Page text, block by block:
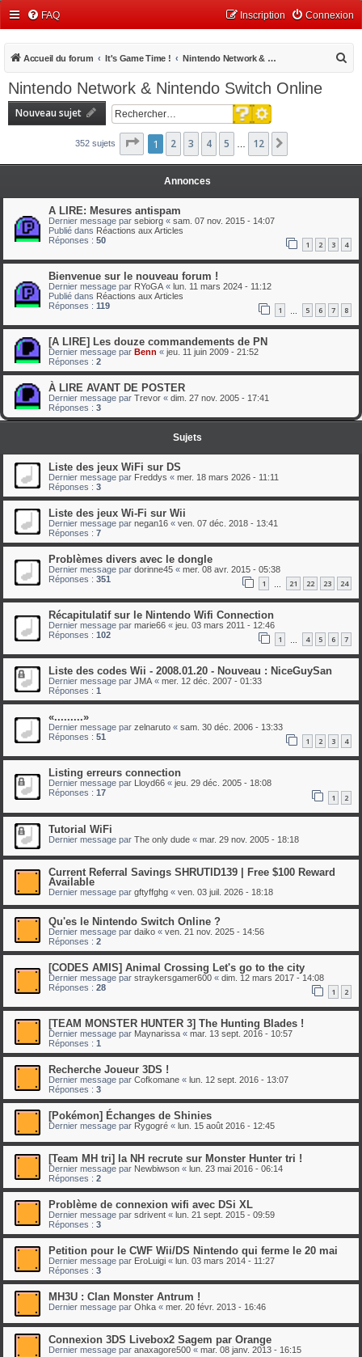
FAQ Connexion
Inscription
Accueil du forum It's Game Time ! Nintendo Network & Nintendo Switch Online
Nintendo Network & Nintendo Switch Online
Nouveau sujet
Rechercher
Recherche avancée
352 sujets Page sur12
1 2 3 4 5 12
Annonces
A LIRE: Mesures antispam
Dernier message par sebiorg « sam. 07 nov. 2015 - 14:07
Publié dans Réactions aux Articles
Réponses : 50 1 2 3 4
Bienvenue sur le nouveau forum !
Dernier message par RYoGA « lun. 11 mars 2024 - 11:12
Publié dans Réactions aux Articles
Réponses : 119 1 … 5 6 7 8
[A LIRE] Les douze commandements de PN
Dernier message par Benn « jeu. 11 juin 2009 - 21:52
Réponses : 2
À LIRE AVANT DE POSTER
Dernier message par Trevor « dim. 27 nov. 2005 - 17:41
Réponses : 3
Sujets
Liste des jeux WiFi sur DS
Dernier message par Freddys « mer. 18 mars 2026 - 11:11
Réponses : 3
Liste des jeux Wi-Fi sur Wii
Dernier message par negan16 « ven. 07 déc. 2018 - 13:41
Réponses : 7
Problèmes divers avec le dongle
Dernier message par dorinne45 « mer. 08 avr. 2015 - 05:38
Réponses : 351 1 … 21 22 23 24
Récapitulatif sur le Nintendo Wifi Connection
Dernier message par marie66 « jeu. 03 mars 2011 - 12:46
Réponses : 102 1 … 4 5 6 7
Liste des codes Wii - 2008.01.20 - Nouveau : NiceGuySan
Dernier message par JMA « mer. 12 déc. 2007 - 01:33
Réponses : 1
«.........»
Dernier message par zelnaruto « sam. 30 déc. 2006 - 13:33
Réponses : 51 1 2 3 4
Listing erreurs connection
Dernier message par Lloyd66 « jeu. 29 déc. 2005 - 18:08
Réponses : 17 1 2
Tutorial WiFi
Dernier message par The only dude « mar. 29 nov. 2005 - 18:18
Current Referral Savings SHRUTID139 | Free $100 Reward
Available
Dernier message par gftyffghg « ven. 03 juil. 2026 - 18:18
Qu'es le Nintendo Switch Online ?
Dernier message par daiko « ven. 21 nov. 2025 - 14:56
Réponses : 2
[CODES AMIS] Animal Crossing Let's go to the city
Dernier message par straykersgamer600 « dim. 12 mars 2017 - 14:08
Réponses : 28 1 2
[TEAM MONSTER HUNTER 3] The Hunting Blades !
Dernier message par Maynarissa « mar. 13 sept. 2016 - 10:57
Réponses : 1
Recherche Joueur 3DS !
Dernier message par Cofkomane « lun. 12 sept. 2016 - 13:07
Réponses : 3
[Pokémon] Échanges de Shinies
Dernier message par Rygogré « lun. 15 août 2016 - 12:45
[Team MH tri] la NH recrute sur Monster Hunter tri !
Dernier message par Newbiwson « lun. 23 mai 2016 - 06:14
Réponses : 2
Problème de connexion wifi avec DSi XL
Dernier message par sdrivent « lun. 21 sept. 2015 - 09:59
Réponses : 3
Petition pour le CWF Wii/DS Nintendo qui ferme le 20 mai
Dernier message par EroLuigi « lun. 03 mars 2014 - 11:27
Réponses : 3
MH3U : Clan Monster Antrum !
Dernier message par Ohka « mer. 20 févr. 2013 - 16:46
Connexion 3DS Livebox2 Sagem par Orange
Dernier message par anaxagore500 « mar. 08 janv. 2013 - 16:15